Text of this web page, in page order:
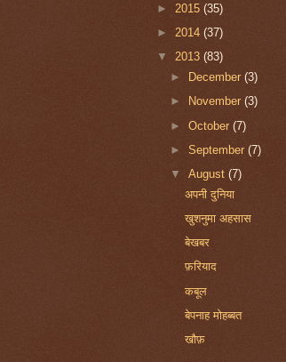
► 2015 (35)
► 2014 (37)
▼ 2013 (83)
►
December(3)
►
November(3)
►October(7)
►September(7)
▼August(7)
अपनी दुनिया
खुशनुमा अहसास
बेखबर
फ़रियाद
कबूल
बेपनाह मोहब्बत
खौफ़